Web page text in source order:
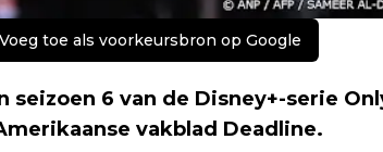
Voeg toe als voorkeursbron op Google
6 van de Disney+-serie
vakblad Deadline.